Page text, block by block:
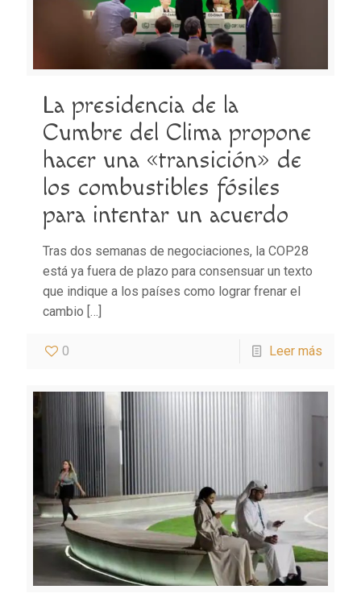
La presidencia de la
Cumbre del Clima propone
hacer una «transición» de
los combustibles fósiles
para intentar un acuerdo
Tras dos semanas de negociaciones, la COP28
está ya fuera de plazo para consensuar un texto
que indique a los países como lograr frenar el
cambio […]
0 Leer más